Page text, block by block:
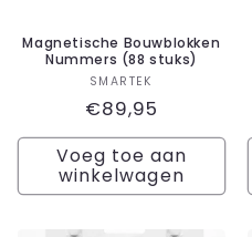
Magnetische Bouwblokken
Nummers (88 stuks)
Verkoper:
SMARTEK
Normale
prijs
€89,95
Voeg toe aan
winkelwagen